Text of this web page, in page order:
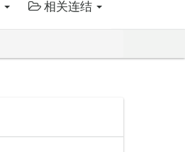
相关连结